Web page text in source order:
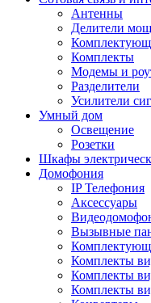
Антенны
Делители
Комплекты
Модемы и
Разделители
Усилители
Умный дом
Освещение
Розетки
Шкафы
Домофония
IP Телефония
Аксессуары
Вызывные
Комплекты
Комплекты
Комплекты